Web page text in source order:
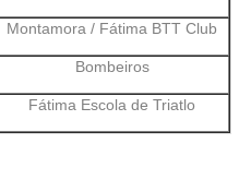
Montamora / Fátima BTT Club
Bombeiros
Fátima Escola de Triatlo